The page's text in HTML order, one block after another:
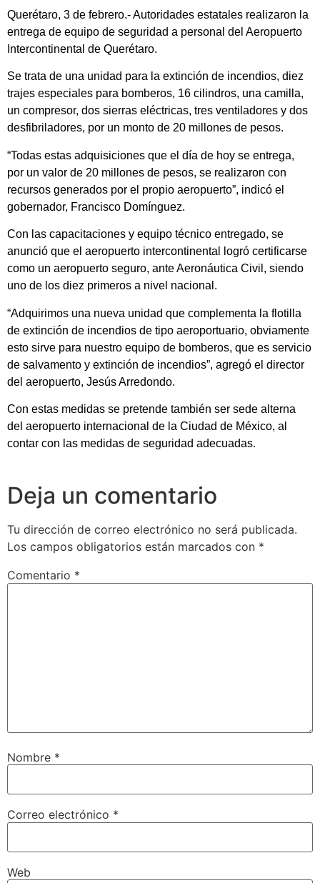
Querétaro, 3 de febrero.- Autoridades estatales realizaron la
entrega de equipo de seguridad a personal del Aeropuerto
Intercontinental de Querétaro.
Se trata de una unidad para la extinción de incendios, diez
trajes especiales para bomberos, 16 cilindros, una camilla,
un compresor, dos sierras eléctricas, tres ventiladores y dos
desfibriladores, por un monto de 20 millones de pesos.
“Todas estas adquisiciones que el día de hoy se entrega,
por un valor de 20 millones de pesos, se realizaron con
recursos generados por el propio aeropuerto”, indicó el
gobernador, Francisco Domínguez.
Con las capacitaciones y equipo técnico entregado, se
anunció que el aeropuerto intercontinental logró certificarse
como un aeropuerto seguro, ante Aeronáutica Civil, siendo
uno de los diez primeros a nivel nacional.
“Adquirimos una nueva unidad que complementa la flotilla
de extinción de incendios de tipo aeroportuario, obviamente
esto sirve para nuestro equipo de bomberos, que es servicio
de salvamento y extinción de incendios”, agregó el director
del aeropuerto, Jesús Arredondo.
Con estas medidas se pretende también ser sede alterna
del aeropuerto internacional de la Ciudad de México, al
contar con las medidas de seguridad adecuadas.
Deja un comentario
Tu dirección de correo electrónico no será publicada.
Los campos obligatorios están marcados con *
Comentario *
Nombre *
Correo electrónico *
Web